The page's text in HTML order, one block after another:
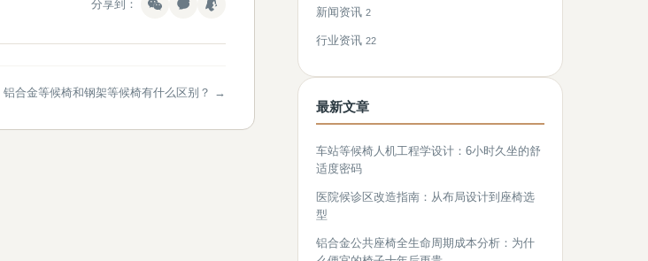
分享到：
铝合金等候椅和钢架等候椅有什么区别？ →
新闻资讯 2
行业资讯 22
最新文章
车站等候椅人机工程学设计：6小时久坐的舒
适度密码
医院候诊区改造指南：从布局设计到座椅选
型
铝合金公共座椅全生命周期成本分析：为什